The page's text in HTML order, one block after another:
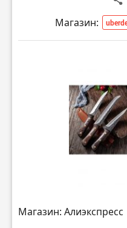
Магазин:
Магазин: Алиэкспресс